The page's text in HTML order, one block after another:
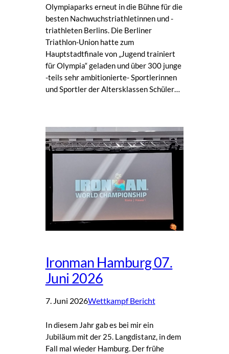
Olympiaparks erneut in die Bühne für die
besten Nachwuchstriathletinnen und -
triathleten Berlins. Die Berliner
Triathlon-Union hatte zum
Hauptstadtfinale von „Jugend trainiert
für Olympia“ geladen und über 300 junge
-teils sehr ambitionierte- Sportlerinnen
und Sportler der Altersklassen Schüler…
Ironman Hamburg 07.
Juni 2026
7. Juni 2026Wettkampf Bericht
In diesem Jahr gab es bei mir ein
Jubiläum mit der 25. Langdistanz, in dem
Fall mal wieder Hamburg. Der frühe